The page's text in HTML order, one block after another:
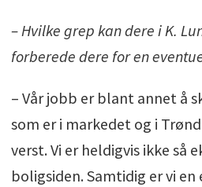
– Hvilke grep kan dere i K.
forberede dere for en
– Vår jobb er blant annet å
som er i markedet og i
verst. Vi er heldigvis ikke så
boligsiden. Samtidig er vi